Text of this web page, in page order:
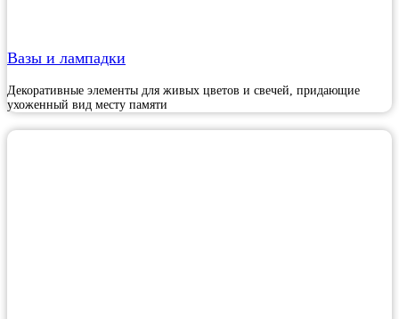
Вазы и лампадки
Декоративные элементы для живых цветов и свечей, придающие
ухоженный вид месту памяти